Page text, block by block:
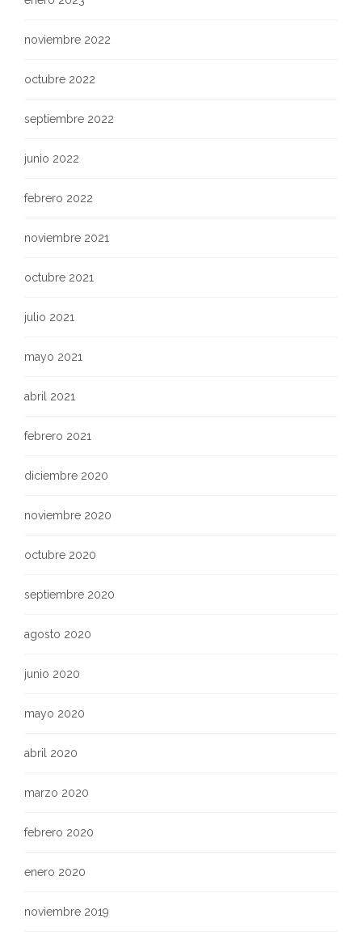
noviembre 2022
octubre 2022
septiembre 2022
junio 2022
febrero 2022
noviembre 2021
octubre 2021
julio 2021
mayo 2021
abril 2021
febrero 2021
diciembre 2020
noviembre 2020
octubre 2020
septiembre 2020
agosto 2020
junio 2020
mayo 2020
abril 2020
marzo 2020
febrero 2020
enero 2020
noviembre 2019